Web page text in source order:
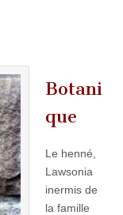
Botani
que
Le henné,
Lawsonia
inermis de
la famille